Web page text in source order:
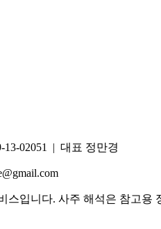
02051 | 대표 정만경
스입니다. 사주 해석은 참고